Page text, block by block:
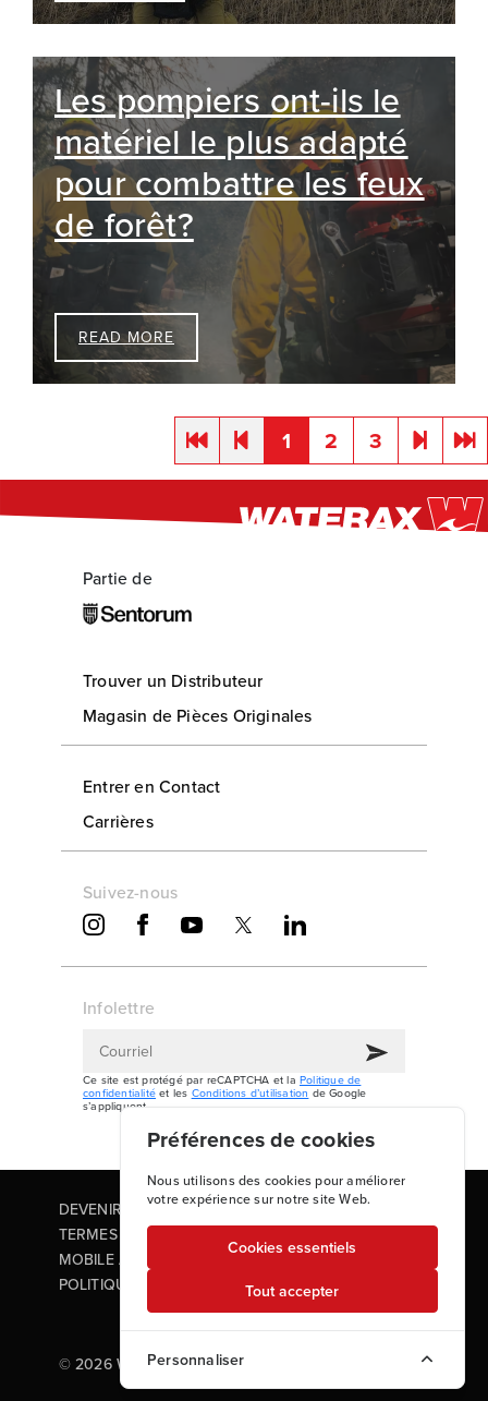
Les pompiers ont-ils le
matériel le plus adapté
pour combattre les feux
de forêt?
READ MORE
1 2 3
Partie de
Trouver un Distributeur
Magasin de Pièces Originales
Entrer en Contact
Carrières
Suivez-nous
Infolettre
Ce site est protégé par reCAPTCHA et la Politique de
confidentialité et les Conditions d’utilisation de Google
s’appliquent.
DEVENIR PARTENAIRE
TERMES ET CONDITIONS
MOBILE APP TERMS OF USE
POLITIQUE DE CONFIDENTIALITÉ
© 2026 WATERAX - Tous droits réservés
Préférences de cookies
Nous utilisons des cookies pour améliorer
votre expérience sur notre site Web.
Cookies essentiels
Tout accepter
Personnaliser